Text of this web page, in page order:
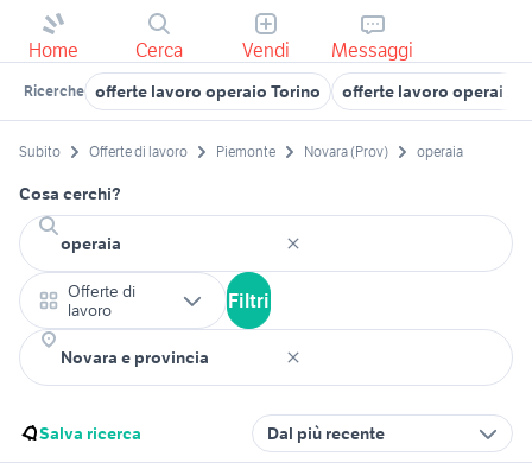
Home Cerca Vendi Messaggi
Ricerche offerte lavoro operaio Torino offerte lavoro operai
Subito Offerte di lavoro Piemonte Novara (Prov) operaia
Cosa cerchi?
Offerte di
lavoro
Filtri
Salva ricerca Dal più recente